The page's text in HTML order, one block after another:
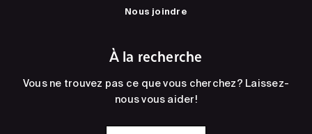
Nous joindre
À la recherche
Vous ne trouvez pas ce que vous cherchez? Laissez-
nous vous aider!